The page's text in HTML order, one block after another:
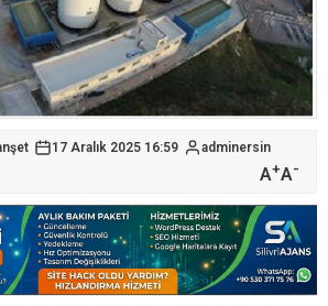
17 Aralık 2025 16:59 adminersin
A+A-